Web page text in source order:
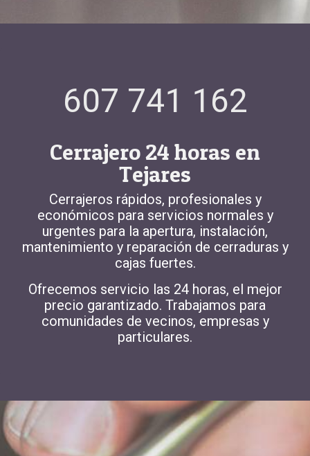
607 741 162
Cerrajero 24 horas en
Tejares
Cerrajeros rápidos, profesionales y
económicos para servicios normales y
urgentes para la apertura, instalación,
mantenimiento y reparación de cerraduras y
cajas fuertes.
Ofrecemos servicio las 24 horas, el mejor
precio garantizado. Trabajamos para
comunidades de vecinos, empresas y
particulares.